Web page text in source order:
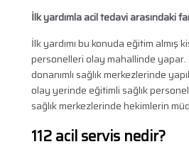
İlk yardımla acil tedavi arasındaki
İlk yardımı bu konuda eğitim almış
personelleri olay mahallinde yapar.
donanımlı sağlık merkezlerinde
olay yerinde eğitimli sağlık
sağlık merkezlerinde hekimlerin
112 acil servis nedir?